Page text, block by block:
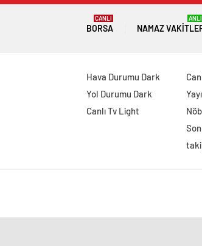
BORSA
CANLI
NAMAZ
Hava Durumu Dark
Yol Durumu Dark
Canlı Tv Light